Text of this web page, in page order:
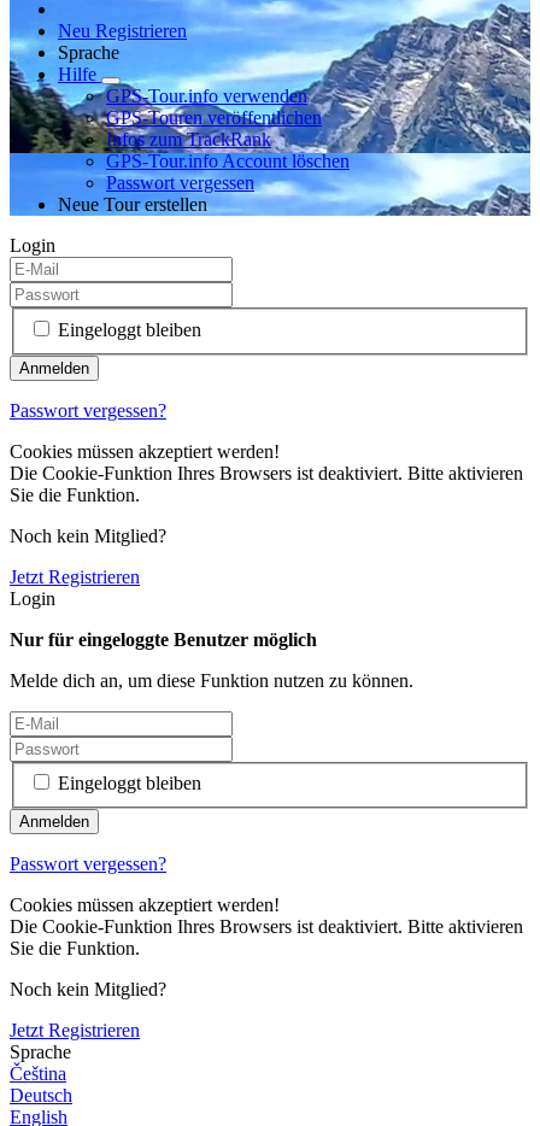
Neu Registrieren
Sprache
Hilfe
GPS-Tour.info verwenden
GPS-Touren veröffentlichen
Infos zum TrackRank
GPS-Tour.info Account löschen
Passwort vergessen
Neue Tour erstellen
Login
Eingeloggt bleiben
Passwort vergessen?
Cookies müssen akzeptiert werden!
Die Cookie-Funktion Ihres Browsers ist deaktiviert. Bitte aktivieren
Sie die Funktion.
Noch kein Mitglied?
Jetzt Registrieren
Login
Nur für eingeloggte Benutzer möglich
Melde dich an, um diese Funktion nutzen zu können.
Eingeloggt bleiben
Passwort vergessen?
Cookies müssen akzeptiert werden!
Die Cookie-Funktion Ihres Browsers ist deaktiviert. Bitte aktivieren
Sie die Funktion.
Noch kein Mitglied?
Jetzt Registrieren
Sprache
Čeština
Deutsch
English